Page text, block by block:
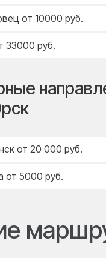
от 10000 руб.
33000 руб.
от 20 000 руб.
от 5000 руб.